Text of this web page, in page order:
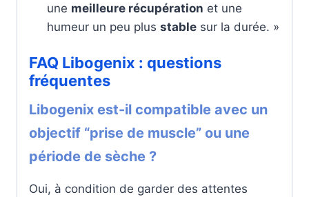
une meilleure récupération et une
humeur un peu plus stablesur la durée. »
FAQ Libogenix : questions
fréquentes
Libogenix est-il compatible avec un
objectif “prise de muscle” ou une
période de sèche ?
Oui, à condition de garder des attentes